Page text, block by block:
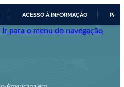
IR
CONTEÚDO
ACESSO À INFORMAÇÃO
Ir para o menu de navegação